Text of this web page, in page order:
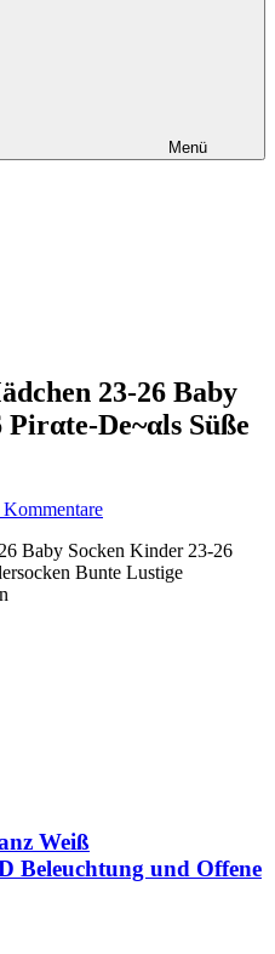
Menü
23-26 Baby
Dе~αls Süße
Baby Socken Kinder 23-26
Bunte Lustige
Weiß
Beleuchtung und Offene